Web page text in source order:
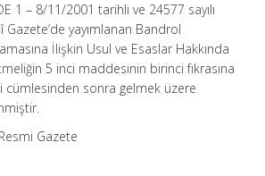
1 – 8/11/2001 tarihli ve 24577 sayılı
Gazete’de yayımlanan Bandrol
İlişkin Usul ve Esaslar Hakkında
5 inci maddesinin birinci fıkrasına
cümlesinden sonra gelmek üzere
Gazete